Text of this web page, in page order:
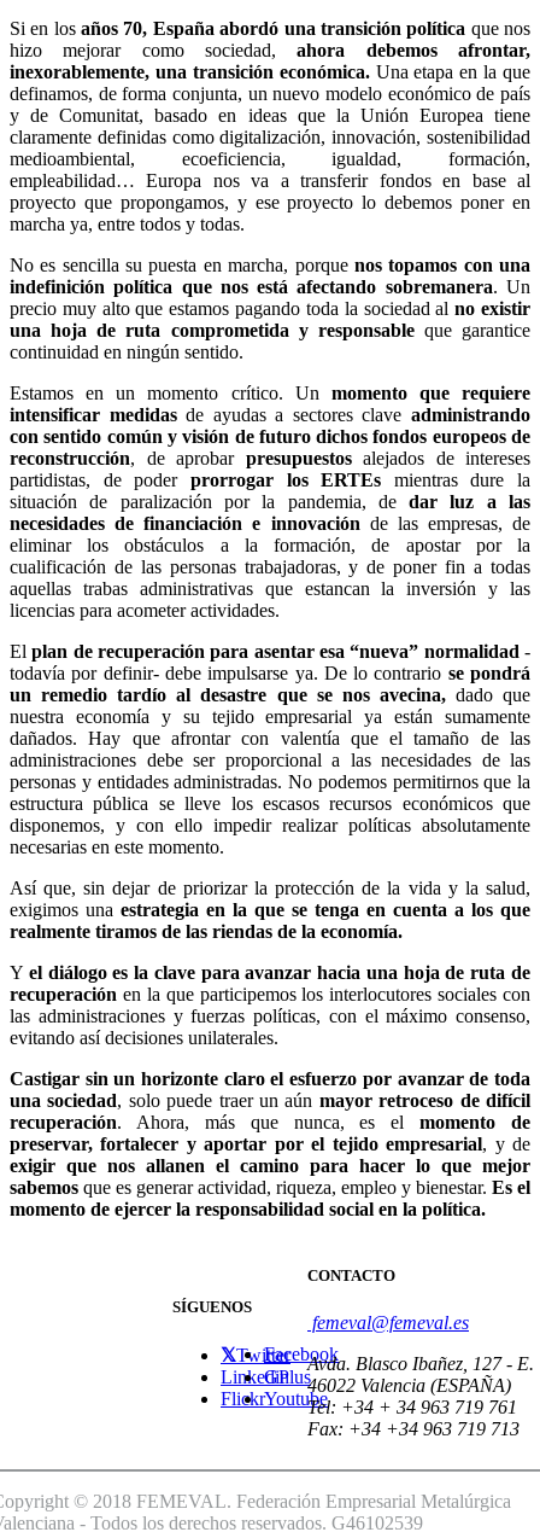
Si en losaños 70, España abordó una transición política que nos
hizo mejorar como sociedad, ahora debemos afrontar,
inexorablemente, una transición económica.Una etapa en la que
definamos, de forma conjunta, un nuevo modelo económico de país
y de Comunitat, basado en ideas que la Unión Europea tiene
claramente definidas como digitalización, innovación, sostenibilidad
medioambiental, ecoeficiencia, igualdad, formación,
empleabilidad… Europa nos va a transferir fondos en base al
proyecto que propongamos, y ese proyecto lo debemos poner en
marcha ya, entre todos y todas.
No es sencilla su puesta en marcha, porque nos topamos con una
indefinición política que nos está afectando sobremanera. Un
precio muy alto que estamos pagando toda la sociedad alno existir
una hoja de ruta comprometida y responsableque garantice
continuidad en ningún sentido.
Estamos en un momento crítico. Un momento que requiere
intensificar medidasde ayudas a sectores claveadministrando
con sentido común y visión de futuro dichos fondos europeos de
reconstrucción, de aprobar presupuestosalejados de intereses
partidistas, de poder prorrogar los ERTEs mientras dure la
situación de paralización por la pandemia, dedar luz a las
necesidades de financiación e innovación de las empresas, de
eliminar los obstáculos a la formación, de apostar por la
cualificación de las personas trabajadoras, y de poner fin a todas
aquellas trabas administrativas que estancan la inversión y las
licencias para acometer actividades.
Elplan de recuperación para asentar esa “nueva” normalidad -
todavía por definir- debe impulsarse ya. De lo contrario se pondrá
un remedio tardío al desastre que se nos avecina, dado que
nuestra economía y su tejido empresarial ya están sumamente
dañados. Hay que afrontar con valentía que el tamaño de las
administraciones debe ser proporcional a las necesidades de las
personas y entidades administradas. No podemos permitirnos que la
estructura pública se lleve los escasos recursos económicos que
disponemos, y con ello impedir realizar políticas absolutamente
necesarias en este momento.
Así que, sin dejar de priorizar la protección de la vida y la salud,
exigimos una estrategia en la que se tenga en cuenta a los que
realmente tiramos de las riendas de la economía.
Y el diálogo es la clave para avanzar hacia una hoja de ruta de
recuperación en la que participemos los interlocutores sociales con
las administraciones y fuerzas políticas, con el máximo consenso,
evitando así decisiones unilaterales.
Castigar sin un horizonte claro el esfuerzo por avanzar de toda
una sociedad, solo puede traer un aún mayor retroceso de difícil
recuperación. Ahora, más que nunca, es elmomento de
preservar, fortalecer y aportar por el tejido empresarial, y de
exigir que nos allanen el camino para hacer lo que mejor
sabemos que es generar actividad, riqueza, empleo y bienestar. Es el
momento de ejercer la responsabilidad social en la política.
SÍGUENOS
TwitterFacebook
LinkedinGPlus
FlickrYoutube
CONTACTO
femeval@femeval.es
Avda. Blasco Ibañez, 127 - E.
46022 Valencia (ESPAÑA)
Tel: +34 + 34 963 719 761
Fax: +34 +34 963 719 713
© 2018 FEMEVAL. Federación Empresarial Metalúrgica
- Todos los derechos reservados. G46102539